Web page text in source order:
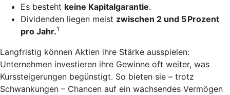
Es besteht keine Kapitalgarantie.
Dividenden liegen meist zwischen 2 und 5 Prozent
pro Jahr.1
Langfristig können Aktien ihre Stärke ausspielen:
Unternehmen investieren ihre Gewinne oft weiter, was
Kurssteigerungen begünstigt. So bieten sie – trotz
Schwankungen – Chancen auf ein wachsendes Vermögen